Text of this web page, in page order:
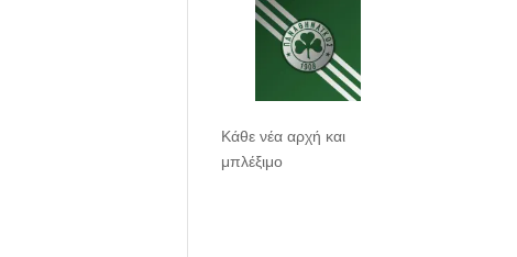
Κάθε νέα αρχή και
μπλέξιμο